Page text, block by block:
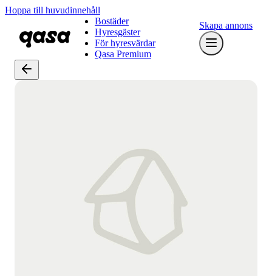
Hoppa till huvudinnehåll
Bostäder
Hyresgäster
För hyresvärdar
Qasa Premium
Skapa annons